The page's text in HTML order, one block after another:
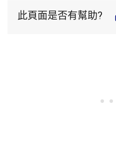
此頁面是否有幫助?